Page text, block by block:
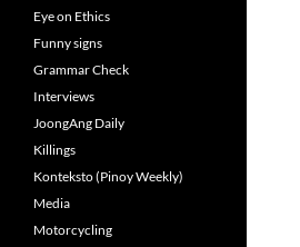
Eye on Ethics
Funny signs
Grammar Check
Interviews
JoongAng Daily
Killings
Konteksto (Pinoy Weekly)
Media
Motorcycling